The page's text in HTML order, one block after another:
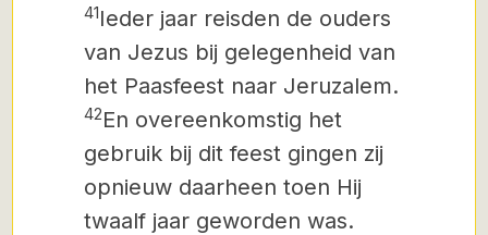
41Ieder jaar reisden de ouders
van Jezus bij gelegenheid van
het Paasfeest naar Jeruzalem.
42En overeenkomstig het
gebruik bij dit feest gingen zij
opnieuw daarheen toen Hij
twaalf jaar geworden was.